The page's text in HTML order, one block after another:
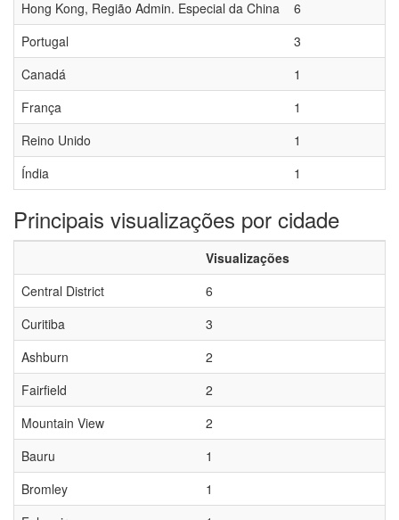
Hong Kong, Região Admin. Especial da China
6
Portugal
3
Canadá
1
França
1
Reino Unido
1
Índia
1
Principais visualizações por cidade
Visualizações
Central District
6
Curitiba
3
Ashburn
2
Fairfield
2
Mountain View
2
Bauru
1
Bromley
1